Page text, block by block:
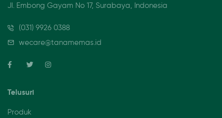
Jl. Embong Gayam No 17, Surabaya, Indonesia
(031) 9926 0388
wecare@tanamemas.id
Telusuri
Produk